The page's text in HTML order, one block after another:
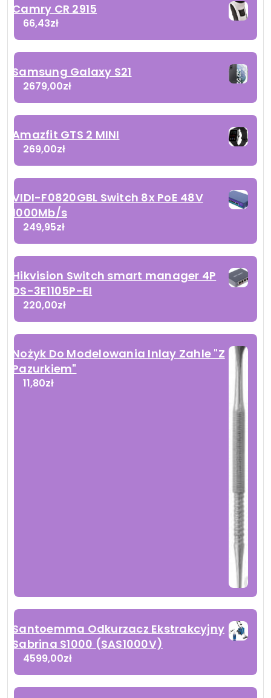
Camry CR 2915
66,43zł
Samsung Galaxy S21
2679,00zł
Amazfit GTS 2 MINI
269,00zł
VIDI-F0820GBL Switch 8x PoE 48V
1000Mb/s
249,95zł
Hikvision Switch smart manager 4P
DS-3E1105P-EI
220,00zł
Nożyk Do Modelowania Inlay Zahle "Z
Pazurkiem"
11,80zł
Santoemma Odkurzacz Ekstrakcyjny
Sabrina S1000 (SAS1000V)
4599,00zł